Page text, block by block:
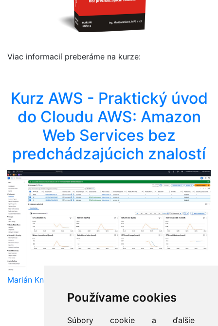
Používame cookies
Súbory cookie a ďalšie
Viac informacií preberáme na kurze:
Kurz AWS - Praktický úvod
do Cloudu AWS: Amazon
Web Services bez
predchádzajúcich znalostí
Marián Knězek